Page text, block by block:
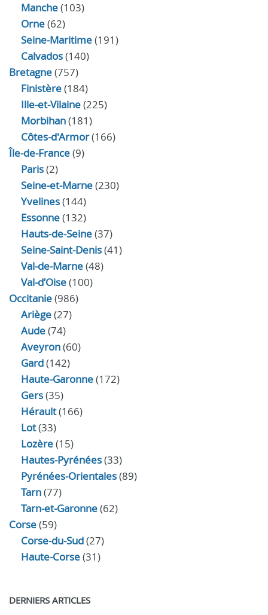
Manche(103)
Orne(62)
Seine-Maritime(191)
Calvados(140)
Bretagne(757)
Finistère(184)
Ille-et-Vilaine(225)
Morbihan(181)
Côtes-d'Armor(166)
Île-de-France(9)
Paris(2)
Seine-et-Marne(230)
Yvelines(144)
Essonne(132)
Hauts-de-Seine(37)
Seine-Saint-Denis(41)
Val-de-Marne(48)
Val-d’Oise(100)
Occitanie(986)
Ariège(27)
Aude(74)
Aveyron(60)
Gard(142)
Haute-Garonne(172)
Gers(35)
Hérault(166)
Lot(33)
Lozère(15)
Hautes-Pyrénées(33)
Pyrénées-Orientales(89)
Tarn(77)
Tarn-et-Garonne(62)
Corse(59)
Corse-du-Sud(27)
Haute-Corse(31)
DERNIERS ARTICLES